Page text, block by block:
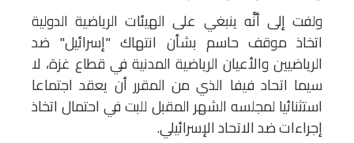
ولفت إلى أنَّه ينبغي على الهيئات الرياضية الدولية
اتخاذ موقف حاسم بشأن انتهاك "إسرائيل" ضد
الرياضيين والأعيان الرياضية المدنية في قطاع غزة، لا
سيما اتحاد فيفا الذي من المقرر أن يعقد اجتماعا
استثنائيا لمجلسه الشهر المقبل للبت في احتمال اتخاذ
إجراءات ضد الاتحاد الإسرائيلي.